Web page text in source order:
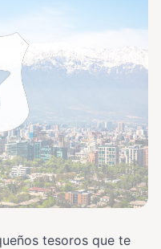
tesoros que te